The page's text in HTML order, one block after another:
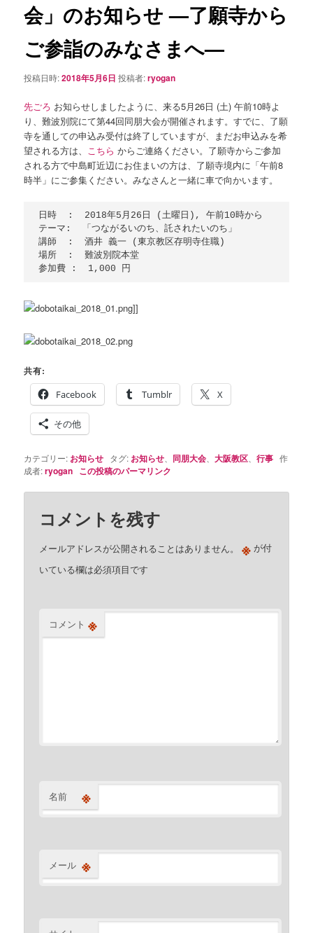
ョ
ン
会」のお知らせ —了願寺から
ご参詣のみなさまへ—
投稿日時:2018年5月6日 投稿者:ryogan
先ごろ お知らせしましたように、来る5月26日 (土) 午前10時よ
り、難波別院にて第44回同朋大会が開催されます。すでに、了願
寺を通しての申込み受付は終了していますが、まだお申込みを希
望される方は、 こちら からご連絡ください。了願寺からご参加
される方で中島町近辺にお住まいの方は、了願寺境内に「午前8
時半」にご参集ください。みなさんと一緒に車で向かいます。
日時  :  2018年5月26日 (土曜日), 午前10時から
テーマ:  「つながるいのち、託されたいのち」
講師  :  酒井 義一 (東京教区存明寺住職)
場所  :  難波別院本堂
]]
共有:
Facebook
Tumblr X
その他
カテゴリー: お知らせ タグ: お知らせ 同朋大会 、大阪教区 、行事 作
成者:ryogan この投稿のパーマリンク
コメントを残す
メールアドレスが公開されることはありません。 ※ が付
いている欄は必須項目です
コメント ※
名前 ※
メール ※